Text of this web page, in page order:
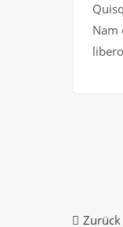
Nam
libero
Zurück